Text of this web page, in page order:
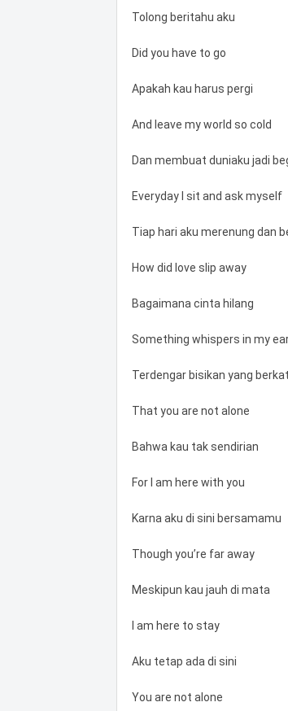
Tolong beritahu aku
Did you have to go
Apakah kau harus pergi
And leave my world so cold
Dan membuat duniaku jadi
Everyday I sit and ask myself
Tiap hari aku merenung dan
How did love slip away
Bagaimana cinta hilang
Something whispers in my
Terdengar bisikan yang
That you are not alone
Bahwa kau tak sendirian
For I am here with you
Karna aku di sini bersamamu
Though you’re far away
Meskipun kau jauh di mata
I am here to stay
Aku tetap ada di sini
You are not alone